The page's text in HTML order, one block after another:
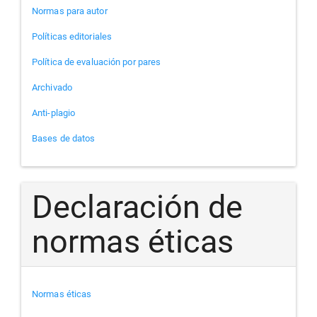
Normas para autor
Políticas editoriales
Política de evaluación por pares
Archivado
Anti-plagio
Bases de datos
Declaración de
normas éticas
Normas éticas